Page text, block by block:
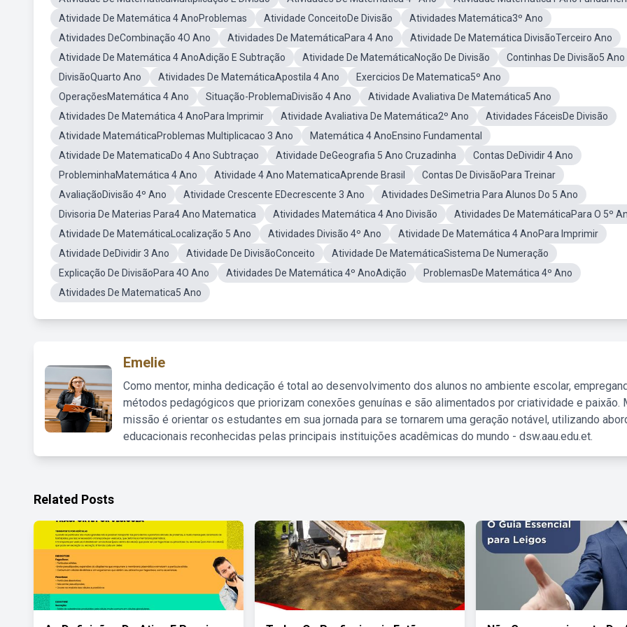
Atividade De Matemática 4 AnoProblemas
Atividade ConceitoDe Divisão
Atividades Matemática3º Ano
Atividades DeCombinação 4O Ano
Atividades De MatemáticaPara 4 Ano
Atividade De Matemática DivisãoTerceiro Ano
Atividade De Matemática 4 AnoAdição E Subtração
Atividade De MatemáticaNoção De Divisão
Continhas De Divisão5 Ano
DivisãoQuarto Ano
Atividades De MatemáticaApostila 4 Ano
Exercicios De Matematica5º Ano
OperaçõesMatemática 4 Ano
Situação-ProblemaDivisão 4 Ano
Atividade Avaliativa De Matemática5 Ano
Atividades De Matemática 4 AnoPara Imprimir
Atividade Avaliativa De Matemática2º Ano
Atividades FáceisDe Divisão
Atividade MatemáticaProblemas Multiplicacao 3 Ano
Matemática 4 AnoEnsino Fundamental
Atividade De MatematicaDo 4 Ano Subtraçao
Atividade DeGeografia 5 Ano Cruzadinha
Contas DeDividir 4 Ano
ProbleminhaMatemática 4 Ano
Atividade 4 Ano MatematicaAprende Brasil
Contas De DivisãoPara Treinar
AvaliaçãoDivisão 4º Ano
Atividade Crescente EDecrescente 3 Ano
Atividades DeSimetria Para Alunos Do 5 Ano
Divisoria De Materias Para4 Ano Matematica
Atividades Matemática 4 Ano Divisão
Atividades De MatemáticaPara O 5º
Atividade De MatemáticaLocalização 5 Ano
Atividades Divisão 4º Ano
Atividade De Matemática 4 AnoPara Imprimir
Atividade DeDividir 3 Ano
Atividade De DivisãoConceito
Atividade De MatemáticaSistema De Numeração
Explicação De DivisãoPara 4O Ano
Atividades De Matemática 4º AnoAdição
ProblemasDe Matemática 4º Ano
Atividades De Matematica5 Ano
Emelie
Como mentor, minha dedicação é total ao desenvolvimento dos alunos no ambiente escolar,
métodos pedagógicos que priorizam conexões genuínas e são alimentados por criatividade e paixão.
missão é orientar os estudantes em sua jornada para se tornarem uma geração notável, utilizando
educacionais reconhecidas pelas principais instituições acadêmicas do mundo - dsw.aau.edu.et.
Related Posts